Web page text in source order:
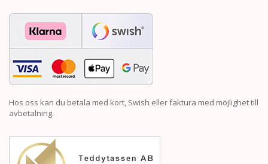
Hos oss kan du betala med kort, Swish eller faktura med möjlighet till
avbetalning.